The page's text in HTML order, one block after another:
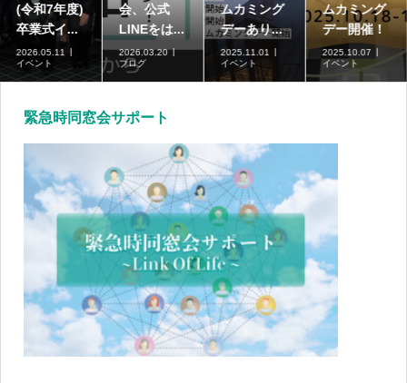
(令和7年度)
卒業式イ...
2026.05.11
イベント
会、公式
LINEをは...
2026.03.20
ブログ
ムカミング
デーあり...
2025.11.01
イベント
ムカミング
デー開催！
2025.10.07
イベント
緊急時同窓会サポート